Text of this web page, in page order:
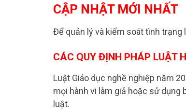
CẬP NHẬT MỚI NHẤT
Để quản lý và kiểm soát tình trạng
CÁC QUY ĐỊNH PHÁP LUẬT
Luật Giáo dục nghề nghiệp năm
mọi hành vi làm giả hoặc sử dụng
luật.